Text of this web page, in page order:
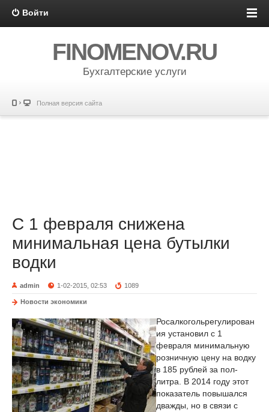
Войти
FINOMENOV.RU
Бухгалтерские услуги
Полная версия сайта
С 1 февраля снижена
минимальная цена бутылки
водки
admin 1-02-2015, 02:53 1089
Новости экономики
Росалкогольрегулирован
ия установил с 1
февраля минимальную
розничную цену на водку
в 185 рублей за пол-
литра. В 2014 году этот
показатель повышался
дважды, но в связи с